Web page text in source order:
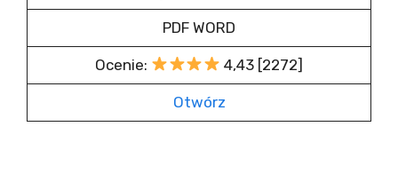
PDF WORD
Ocenie: 4,43 [2272]
Otwórz